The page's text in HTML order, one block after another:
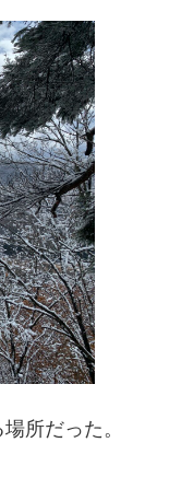
所だった。